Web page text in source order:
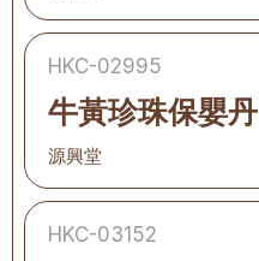
HKC-02995
牛黃珍珠保嬰丹
源興堂
HKC-03152